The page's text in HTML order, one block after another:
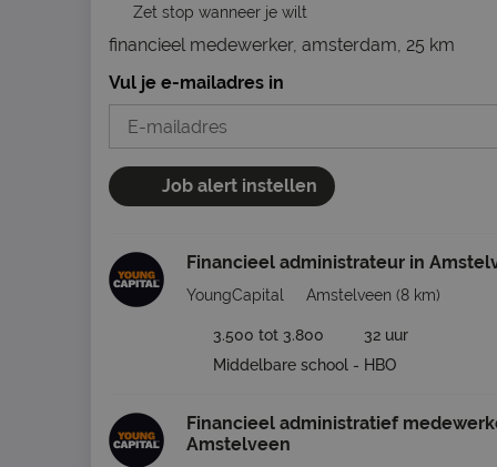
Zet stop wanneer je wilt
financieel medewerker, amsterdam, 25 km
Vul je e-mailadres in
Job alert instellen
Financieel administrateur in
YoungCapital Amstelveen (8 km)
3.500 tot 3.800
32 uur
Middelbare school - HBO
Financieel administratief
Amstelveen